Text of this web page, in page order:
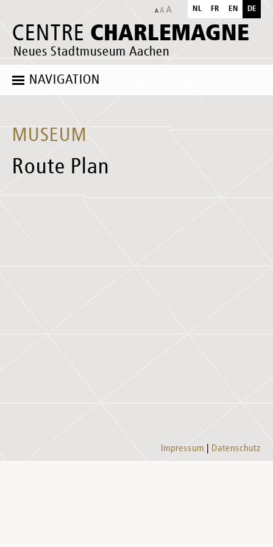
CENTRE CHARLEMAGNE
Neues Stadtmuseum Aachen
NL FR EN DE
NAVIGATION
MUSEUM
Route Plan
Impressum Datenschutz